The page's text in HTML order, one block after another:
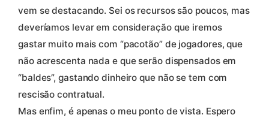
vem se destacando. Sei os recursos são poucos, mas
deveríamos levar em consideração que iremos
gastar muito mais com “pacotão” de jogadores, que
não acrescenta nada e que serão dispensados em
“baldes”, gastando dinheiro que não se tem com
rescisão contratual.
Mas enfim, é apenas o meu ponto de vista. Espero